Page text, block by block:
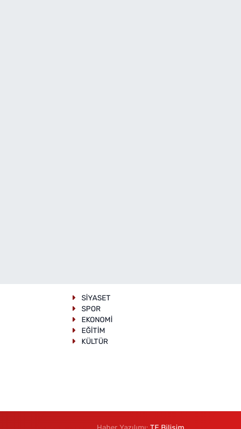
SİYASET
SPOR
EKONOMİ
EĞİTİM
KÜLTÜR